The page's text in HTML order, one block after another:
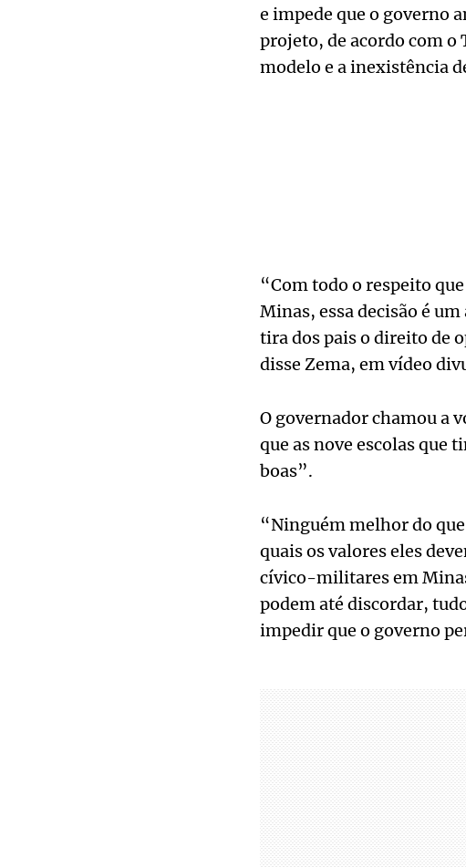
e impede que o governo
projeto, de acordo com o
modelo e a inexistência
“Com todo o respeito
Minas, essa decisão é
tira dos pais o direito de
disse Zema, em vídeo
O governador chamou a
que as nove escolas
boas”.
“Ninguém melhor do
quais os valores eles
cívico-militares em
podem até discordar,
impedir que o governo